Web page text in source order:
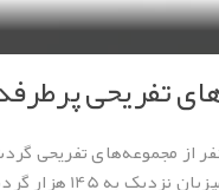
تفریحی
روز از نوروز 1401 نزدیک به 18